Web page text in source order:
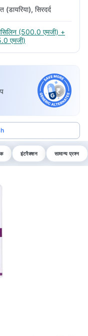
(डायरिया), सिरदर्द
(500.0 एमजी) +
एमजी)
इंटरैक्शन सामान्य प्रश्न